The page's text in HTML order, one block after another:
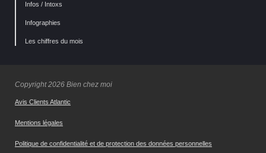
Infos / Intoxs
Infographies
Les chiffres du mois
Copyright 2026 Bien chez moi
Avis Clients Atlantic
Mentions légales
Politique de confidentialité et de protection des données personnelles